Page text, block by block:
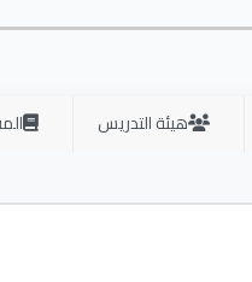
هيئة التدريس